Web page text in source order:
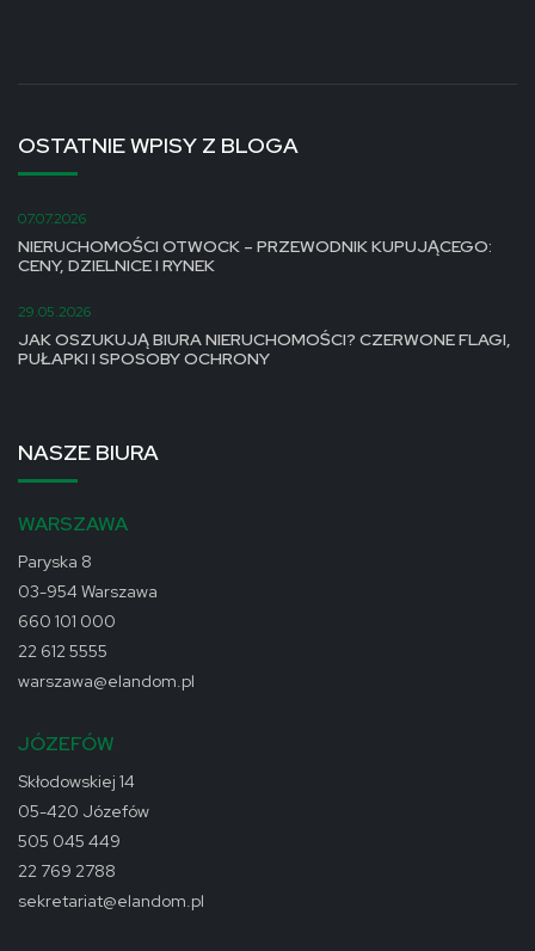
OSTATNIE WPISY Z BLOGA
07.07.2026
NIERUCHOMOŚCI OTWOCK – PRZEWODNIK KUPUJĄCEGO:
CENY, DZIELNICE I RYNEK
29.05.2026
JAK OSZUKUJĄ BIURA NIERUCHOMOŚCI? CZERWONE FLAGI,
PUŁAPKI I SPOSOBY OCHRONY
NASZE BIURA
WARSZAWA
Paryska 8
03-954 Warszawa
660 101 000
22 612 5555
warszawa@elandom.pl
JÓZEFÓW
Skłodowskiej 14
05-420 Józefów
505 045 449
22 769 2788
sekretariat@elandom.pl